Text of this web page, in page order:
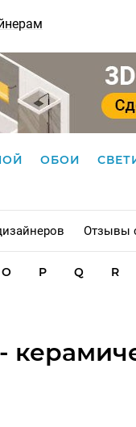
ОБОИ
Отзывы
O P Q R